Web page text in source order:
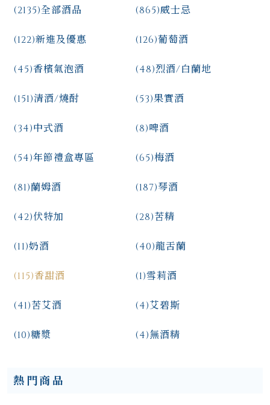
全部酒品
(2135) 威士忌
(865)
新進及優惠
(122) 葡萄酒
(126)
香檳氣泡酒
(45) 烈酒/白蘭地
(48)
清酒/燒酎
(151) 果實酒
(53)
中式酒
(34) 啤酒
(8)
年節禮盒專區
(54) 梅酒
(65)
蘭姆酒
(81) 琴酒
(187)
伏特加
(42) 苦精
(28)
奶酒
(11) 龍舌蘭
(40)
香甜酒
(115) 雪莉酒
(1)
苦艾酒
(41) 艾碧斯
(4)
糖漿
(10) 無酒精
(4)
熱門商品